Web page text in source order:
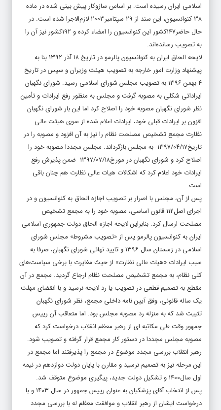
اسلامی ایران رسیده است. بر اساس سازوکار پیش بینی شده در ماده
۳۸ کنوانسیون، این سند از ۲۹ سپتامبر2003 لازم‌الاجرا شده است. در
حال حاضر147کشور این کنوانسیون را امضاء کرده و 192کشور نیز آن را
به تصویب رسانده‌اند.
لایحه الحاق ایران به کنوانسیون پالرمو در تاریخ ۱۸ آذر ۱۳۹۲ بنا به
پیشنهاد وزارت امور خارجه به تصویب هیئت وزیران و سپس در تاریخ
۴ بهمن ۱۳۹۶ به تصویب مجلس شورای اسلامی رسید. شورای نگهبان
ایراداتی شکلی به مصوبه گرفت و مجلس به منظور رفع ایرادات و تأمین
نظر شورای نگهبان مصوبه خود را اصلاح کرد اما این بار شورای نگهبان
افزون بر ایرادات قبلی خود، ایرادات اعلام شده از سوی هیئت عالی
نظارت مجمع تشخیص مصلحت نظام را نیز به آن افزود و مصوبه را در
تاریخ1397/۰۴/۱۷ به مجلس بازگرداند. مجلس مجددا مصوبه خود را
اصلاح کرد و شورای نگهبان در مورخ1397/۰۷/۱۸ ضمن پذیرش رفع
ایرادات خود اعلام کرد که اشکالات هیات عالی نظارت هم چنان باقی
است.
پس از آن، مجلس با اصرار بر تصویب اجازه الحاق به کنوانسیون و در
اجرای اصل112 قانون اساسی، مصوبه خود را به مجمع تشخیص
مصلحت ارسال کرد. بنابراین لایحه اجازه الحاق دولت جمهوری اسلامی
ایران به کنوانسیون پالرمو پس از «تصویب مشروط» مجلس شورای
اسلامی در زمستان سال ۱۳۹۶ و تایید نهائی شورای نگهبان، صرفا به
سبب ایرادات «هیات عالی نظارت» از حیث مغایرت با برخی سیاست‌های
کلی نظام، به مجمع تشخیص مصلحت نظام ارجاع گردید. مجمع در آن
مقطع به تصمیم قطعی در تصویب یا رد لایحه نرسید و با انقضای مهلت
یک ساله قانونی، وفق آیین نامه داخلی مجمع، نظر شورای نگهبان
تثبیت شد که به منزله رد مصوبه مجلس بود. اما متعاقب آن رییس
جمهور وقت طی مکاتبه ای از رهبر معظم انقلاب درخواست کرد که
مصوبه مجلس مجددا در دستور کار مجمع قرار گرفته و تصویب شود.
رهبر انقلاب بررسی مجدد موضوع در مجمع را پذیرفتند اما مجمع در
این مرحله نیز به تصمیم نرسید و مقارن با پایان دولت دوازدهم در نیمه
اول سال1400 و تشکیل دولت جدید، پیگیری موضوع متوقف شد.
پس از انتخاب آقای پزشکیان به عنوان رییس جمهور در سال ۱۴۰۳ و با
درخواست ایشان از رهبر انقلاب و موافقت معظم له با بررسی مجدد